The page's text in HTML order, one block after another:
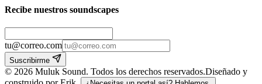
Recibe nuestros soundscapes
tu@correo.com
Suscribirme
© 2026 Muluk Sound. Todos los derechos reservados.Diseñado y